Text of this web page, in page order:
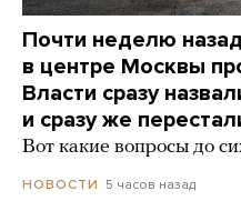
Почти неделю
в центре Москвы
Власти сразу
и сразу же
Вот какие вопросы до
НОВОСТИ 5 часов назад